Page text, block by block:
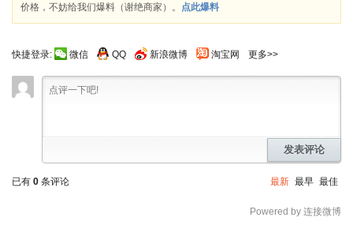
价格，不妨给我们爆料（谢绝商家）。 点此爆料
快捷登录: 微信 QQ 新浪微博 淘宝网 更多>>
发表评论
已有 0 条评论 最新 最早 最佳
Powered by 连接微博